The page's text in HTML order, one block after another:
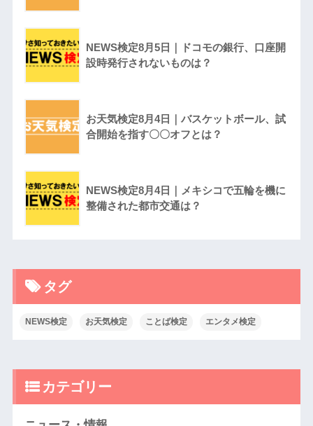
NEWS検定8月5日｜ドコモの銀行、口座開
設時発行されないものは？
お天気検定8月4日｜バスケットボール、試
合開始を指す〇〇オフとは？
NEWS検定8月4日｜メキシコで五輪を機に
整備された都市交通は？
タグ
NEWS検定 お天気検定 ことば検定 エンタメ検定
カテゴリー